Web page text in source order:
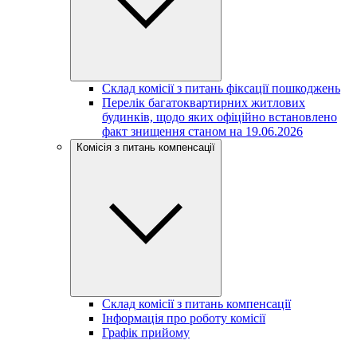
Склад комісії з питань фіксації пошкоджень
Перелік багатоквартирних житлових
будинків, щодо яких офіційно встановлено
факт знищення станом на 19.06.2026
Комісія з питань компенсації
Склад комісії з питань компенсації
Інформація про роботу комісії
Графік прийому